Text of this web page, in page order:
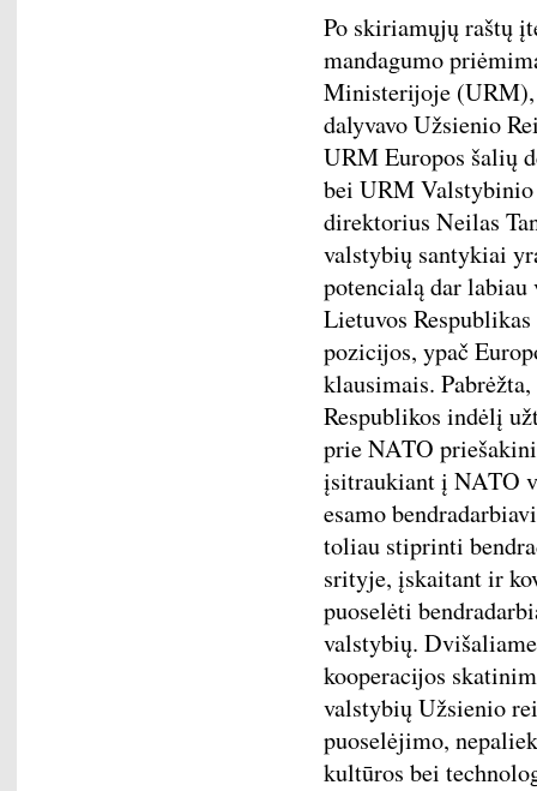
Po skiriamųjų raštų
mandagumo
Ministerijoje (URM),
dalyvavo Užsienio
URM Europos šalių
bei URM
direktorius Neilas
valstybių santykiai
potencialą dar
Lietuvos
pozicijos, ypač
klausimais.
Respublikos indėlį
prie NATO
įsitraukiant į NATO
esamo
toliau stiprinti
srityje, įskaitant ir
puoselėti
valstybių.
kooperacijos
valstybių Užsienio
puoselėjimo,
kultūros bei